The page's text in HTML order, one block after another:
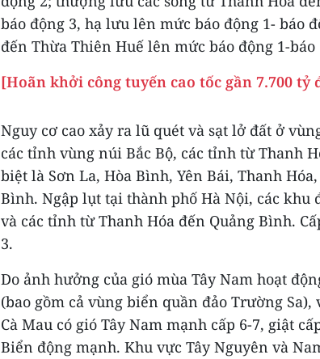
báo động 3, hạ lưu lên mức báo động 1- báo
đến Thừa Thiên Huế lên mức báo động 1-báo
[Hoãn khởi công tuyến cao tốc gần 7.700 tỷ
Nguy cơ cao xảy ra lũ quét và sạt lở đất ở
các tỉnh vùng núi Bắc Bộ, các tỉnh từ Thanh
biệt là Sơn La, Hòa Bình, Yên Bái, Thanh
Bình. Ngập lụt tại thành phố Hà Nội, các khu
và các tỉnh từ Thanh Hóa đến Quảng Bình.
3.
Do ảnh hưởng của gió mùa Tây Nam hoạt
(bao gồm cả vùng biển quần đảo Trường
Cà Mau có gió Tây Nam mạnh cấp 6-7, giật
Biển động mạnh. Khu vực Tây Nguyên và